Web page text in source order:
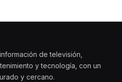
de televisión,
y tecnología, con un
y cercano.